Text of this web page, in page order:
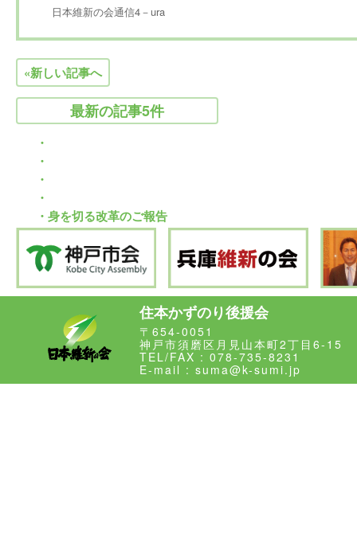
日本維新の会通信4－ura
«新しい記事へ
最新の記事5件
・
Warning
sumi.jp/public_html/wp/wp-content/themes/sumimoto2.4/
【市政報告】すますみ便り･･･
・
Warning
sumi.jp/public_html/wp/wp-content/themes/sumimoto2.4/
【市政報告】すますみ便り･･･
・
Warning
sumi.jp/public_html/wp/wp-content/themes/sumimoto2.4/
【市政報告】すますみ便り･･･
・
Warning: Use of undefined constant ･･･ - assumed '･･･'
sumi.jp/public_html/wp/wp-content/themes/sumimoto2.4/
【市政報告】すますみ便り･･･
・身を切る改革のご報告
住本かずのり後援会
〒654-0051
神戸市須磨区月見山本町2丁目6-15
TEL/FAX : 078-735-8231
E-mail : suma@k-sumi.jp